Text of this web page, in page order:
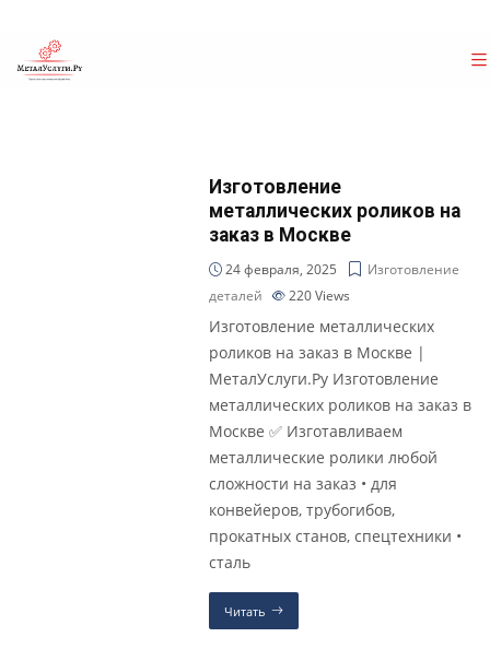
Изготовление
металлических роликов на
заказ в Москве
24 февраля, 2025
Изготовление
деталей
220Views
Изготовление металлических
роликов на заказ в Москве |
МеталУслуги.Ру Изготовление
металлических роликов на заказ в
Москве ✅ Изготавливаем
металлические ролики любой
сложности на заказ • для
конвейеров, трубогибов,
прокатных станов, спецтехники •
сталь
Читать